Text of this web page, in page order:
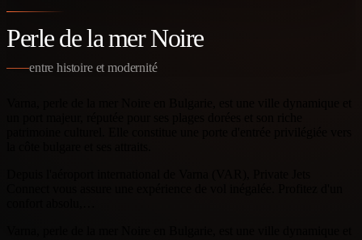
Perle de la mer Noire
entre histoire et modernité